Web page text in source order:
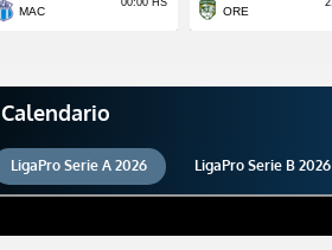
Calendario
LigaPro Serie A 2026 LigaPro Serie B 2026